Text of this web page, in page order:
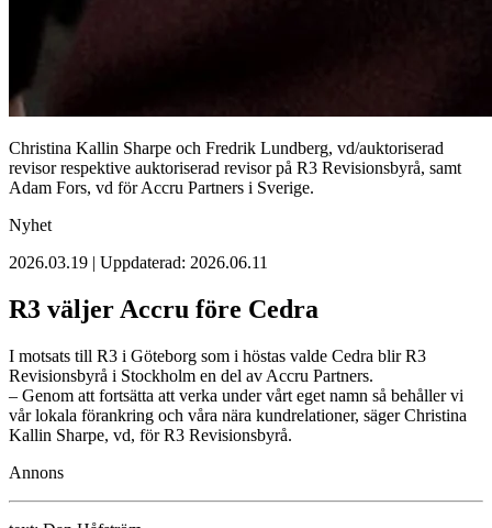
Christina Kallin Sharpe och Fredrik Lundberg, vd/auktoriserad
revisor respektive auktoriserad revisor på R3 Revisionsbyrå, samt
Adam Fors, vd för Accru Partners i Sverige.
Nyhet
2026.03.19 | Uppdaterad: 2026.06.11
R3 väljer Accru före Cedra
I motsats till R3 i Göteborg som i höstas valde Cedra blir R3
Revisionsbyrå i Stockholm en del av Accru Partners.
– Genom att fortsätta att verka under vårt eget namn så behåller vi
vår lokala förankring och våra nära kundrelationer, säger Christina
Kallin Sharpe, vd, för R3 Revisionsbyrå.
Annons